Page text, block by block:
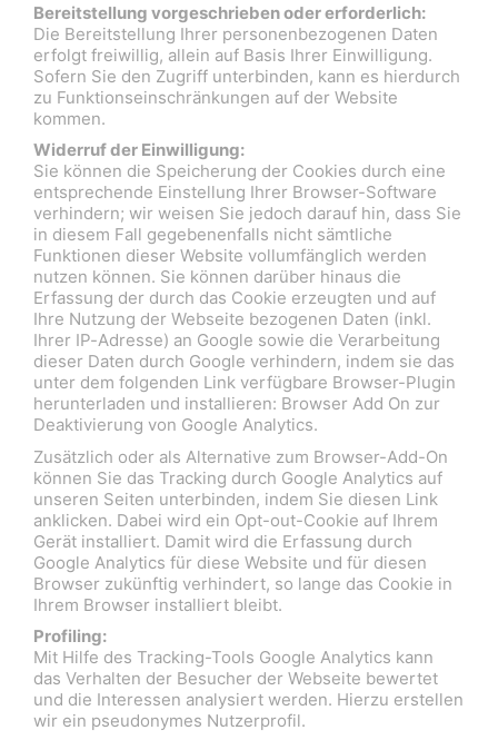
Bereitstellung vorgeschrieben oder erforderlich:
Die Bereitstellung Ihrer personenbezogenen Daten
erfolgt freiwillig, allein auf Basis Ihrer Einwilligung.
Sofern Sie den Zugriff unterbinden, kann es hierdurch
zu Funktionseinschränkungen auf der Website
kommen.
Widerruf der Einwilligung:
Sie können die Speicherung der Cookies durch eine
entsprechende Einstellung Ihrer Browser-Software
verhindern; wir weisen Sie jedoch darauf hin, dass Sie
in diesem Fall gegebenenfalls nicht sämtliche
Funktionen dieser Website vollumfänglich werden
nutzen können. Sie können darüber hinaus die
Erfassung der durch das Cookie erzeugten und auf
Ihre Nutzung der Webseite bezogenen Daten (inkl.
Ihrer IP-Adresse) an Google sowie die Verarbeitung
dieser Daten durch Google verhindern, indem sie das
unter dem folgenden Link verfügbare Browser-Plugin
herunterladen und installieren: Browser Add On zur
Deaktivierung von Google Analytics.
Zusätzlich oder als Alternative zum Browser-Add-On
können Sie das Tracking durch Google Analytics auf
unseren Seiten unterbinden, indem Sie diesen Link
anklicken. Dabei wird ein Opt-out-Cookie auf Ihrem
Gerät installiert. Damit wird die Erfassung durch
Google Analytics für diese Website und für diesen
Browser zukünftig verhindert, so lange das Cookie in
Ihrem Browser installiert bleibt.
Profiling:
Mit Hilfe des Tracking-Tools Google Analytics kann
das Verhalten der Besucher der Webseite bewertet
und die Interessen analysiert werden. Hierzu erstellen
wir ein pseudonymes Nutzerprofil.